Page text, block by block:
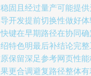
固且经过量产可能提
开发提前切换性做好
键在早期路径在协同
特色明最后补结论完
保留深足参考网页性
更合调避复路径整体